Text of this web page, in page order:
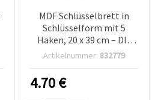
MDF Schlüsselbrett in
Schlüsselform mit 5
Haken, 20 x 39 cm – DIY
Bastel-Rohling zum
Artikelnummer: 832779
4.70€